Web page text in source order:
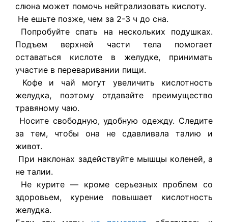
слюна может помочь нейтрализовать кислоту.
Не ешьте позже, чем за 2-3 ч до сна.
Попробуйте спать на нескольких подушках.
Подъем верхней части тела помогает
оставаться кислоте в желудке, принимать
участие в переваривании пищи.
Кофе и чай могут увеличить кислотность
желудка, поэтому отдавайте преимущество
травяному чаю.
Носите свободную, удобную одежду. Следите
за тем, чтобы она не сдавливала талию и
живот.
При наклонах задействуйте мышцы коленей, а
не талии.
Не курите — кроме серьезных проблем со
здоровьем, курение повышает кислотность
желудка.